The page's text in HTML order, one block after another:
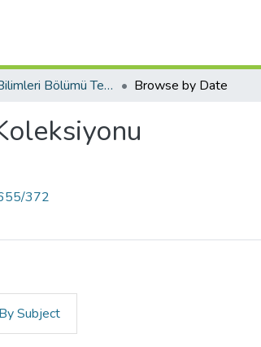
İletişim Bilimleri Bölümü Tez Koleksiyonu Browse by Date
372
By Subject